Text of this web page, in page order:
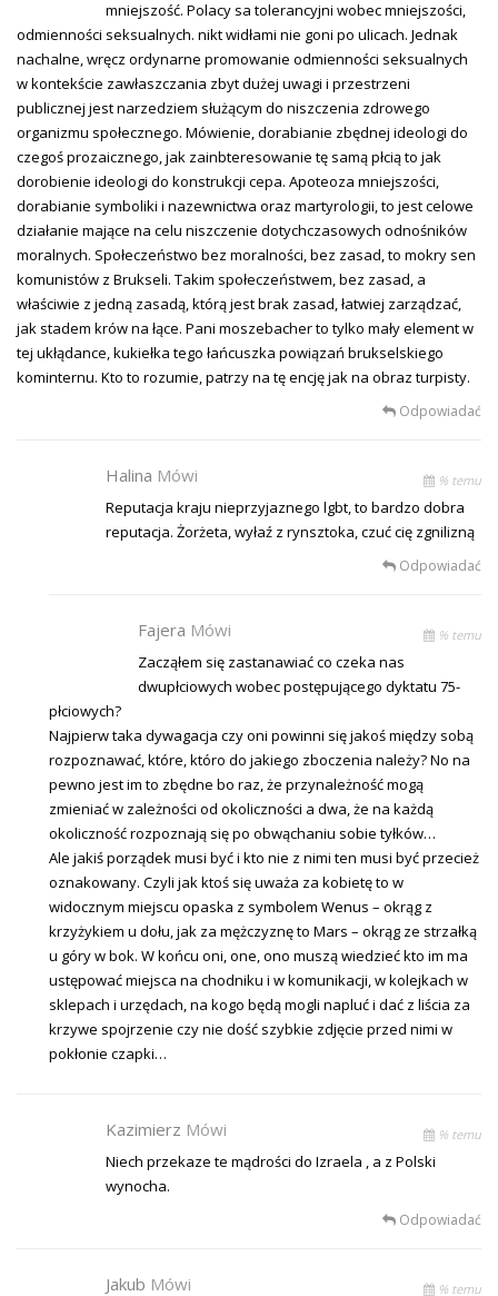
mniejszość. Polacy sa tolerancyjni wobec mniejszości,
odmienności seksualnych. nikt widłami nie goni po ulicach. Jednak
nachalne, wręcz ordynarne promowanie odmienności seksualnych
w kontekście zawłaszczania zbyt dużej uwagi i przestrzeni
publicznej jest narzedziem służącym do niszczenia zdrowego
organizmu społecznego. Mówienie, dorabianie zbędnej ideologi do
czegoś prozaicznego, jak zainbteresowanie tę samą płcią to jak
dorobienie ideologi do konstrukcji cepa. Apoteoza mniejszości,
dorabianie symboliki i nazewnictwa oraz martyrologii, to jest celowe
działanie mające na celu niszczenie dotychczasowych odnośników
moralnych. Społeczeństwo bez moralności, bez zasad, to mokry sen
komunistów z Brukseli. Takim społeczeństwem, bez zasad, a
właściwie z jedną zasadą, którą jest brak zasad, łatwiej zarządzać,
jak stadem krów na łące. Pani moszebacher to tylko mały element w
tej ukłądance, kukiełka tego łańcuszka powiązań brukselskiego
kominternu. Kto to rozumie, patrzy na tę encję jak na obraz turpisty.
Odpowiadać
Halina Mówi % temu
Reputacja kraju nieprzyjaznego lgbt, to bardzo dobra
reputacja. Żorżeta, wyłaź z rynsztoka, czuć cię zgnilizną
Odpowiadać
Fajera Mówi % temu
Zacząłem się zastanawiać co czeka nas
dwupłciowych wobec postępującego dyktatu 75-
płciowych?
Najpierw taka dywagacja czy oni powinni się jakoś między sobą
rozpoznawać, które, któro do jakiego zboczenia należy? No na
pewno jest im to zbędne bo raz, że przynależność mogą
zmieniać w zależności od okoliczności a dwa, że na każdą
okoliczność rozpoznają się po obwąchaniu sobie tyłków…
Ale jakiś porządek musi być i kto nie z nimi ten musi być przecież
oznakowany. Czyli jak ktoś się uważa za kobietę to w
widocznym miejscu opaska z symbolem Wenus – okrąg z
krzyżykiem u dołu, jak za mężczyznę to Mars – okrąg ze strzałką
u góry w bok. W końcu oni, one, ono muszą wiedzieć kto im ma
ustępować miejsca na chodniku i w komunikacji, w kolejkach w
sklepach i urzędach, na kogo będą mogli napluć i dać z liścia za
krzywe spojrzenie czy nie dość szybkie zdjęcie przed nimi w
pokłonie czapki…
Kazimierz Mówi % temu
Niech przekaze te mądrości do Izraela , a z Polski
wynocha.
Odpowiadać
Jakub Mówi % temu